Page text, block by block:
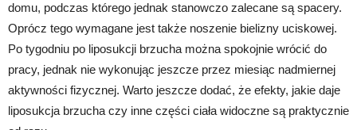
domu, podczas którego jednak stanowczo zalecane są spacery.
Oprócz tego wymagane jest także noszenie bielizny uciskowej.
Po tygodniu po liposukcji brzucha można spokojnie wrócić do
pracy, jednak nie wykonując jeszcze przez miesiąc nadmiernej
aktywności fizycznej. Warto jeszcze dodać, że efekty, jakie daje
liposukcja brzucha czy inne części ciała widoczne są praktycznie